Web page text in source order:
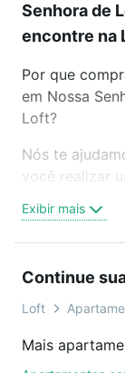
Senhora de
encontre na
Por que
em Nossa
Loft?
Nós te
você realizar
trabalho e do
oferta ideal
para
presencial ou
mil corretores
Exibir mais
Continue
Loft